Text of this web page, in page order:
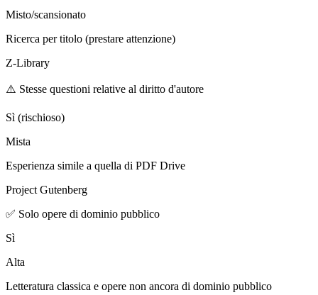
Misto/scansionato
Ricerca per titolo (prestare attenzione)
Z-Library
⚠️ Stesse questioni relative al diritto d'autore
Sì (rischioso)
Mista
Esperienza simile a quella di PDF Drive
Project Gutenberg
✅ Solo opere di dominio pubblico
Sì
Alta
Letteratura classica e opere non ancora di dominio pubblico